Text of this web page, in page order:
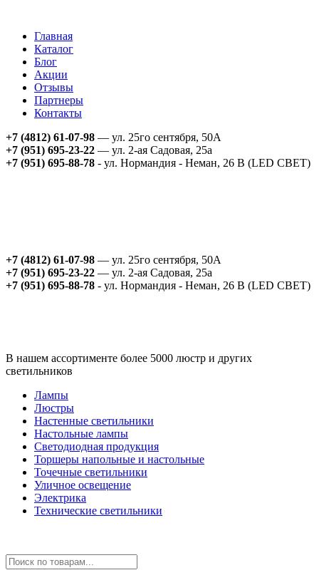
Главная
Каталог
Блог
Акции
Отзывы
Партнеры
Контакты
+7 (4812) 61-07-98 — ул. 25го сентября, 50А
+7 (951) 695-23-22 — ул. 2-ая Садовая, 25а
+7 (951) 695-88-78 - ул. Нормандия - Неман, 26 В (LED СВЕТ)
+7 (4812) 61-07-98 — ул. 25го сентября, 50А
+7 (951) 695-23-22 — ул. 2-ая Садовая, 25а
+7 (951) 695-88-78 - ул. Нормандия - Неман, 26 В (LED СВЕТ)
В нашем ассортименте более 5000 люстр и других
светильников
Лампы
Люстры
Настенные светильники
Настольные лампы
Светодиодная продукция
Торшеры напольные и настольные
Точечные светильники
Уличное освещение
Электрика
Технические светильники